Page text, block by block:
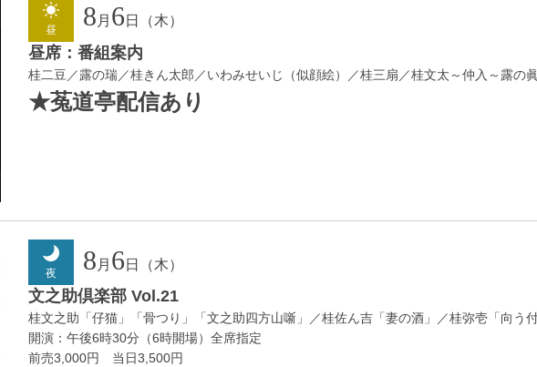
昼 8月 6 日（木）
昼席：番組案内
桂二豆／露の瑞／桂きん太郎／いわみせいじ（似顔絵）／桂三扇／桂文太～仲入～露の
★菟道亭配信あり
夜 8 月 6 日（木）
文之助倶楽部 Vol.21
桂文之助「仔猫」「骨つり」「文之助四方山噺」／桂佐ん吉「妻の酒」／桂弥壱「向う
開演：午後6時30分（6時開場）全席指定
前売3,000円 当日3,500円